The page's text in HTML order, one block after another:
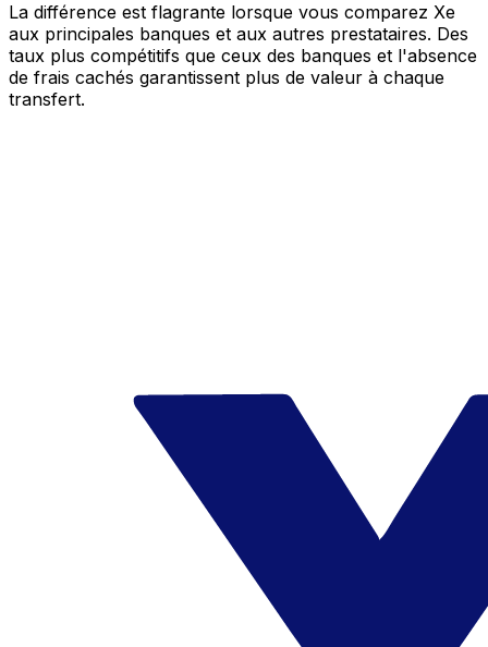
La différence est flagrante lorsque vous comparez Xe
aux principales banques et aux autres prestataires. Des
taux plus compétitifs que ceux des banques et l'absence
de frais cachés garantissent plus de valeur à chaque
transfert.